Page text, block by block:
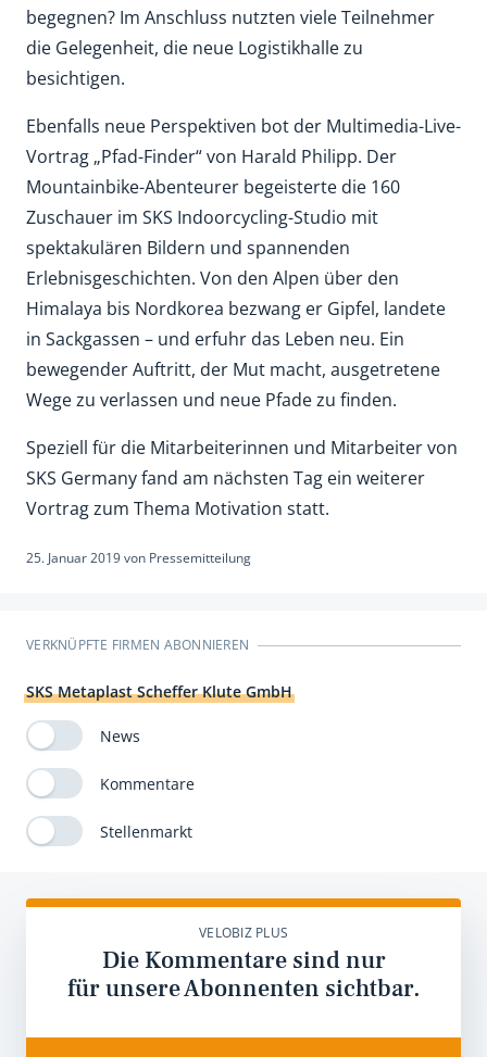
begegnen? Im Anschluss nutzten viele Teilnehmer
die Gelegenheit, die neue Logistikhalle zu
besichtigen.
Ebenfalls neue Perspektiven bot der Multimedia-Live-
Vortrag „Pfad-Finder“ von Harald Philipp. Der
Mountainbike-Abenteurer begeisterte die 160
Zuschauer im SKS Indoorcycling-Studio mit
spektakulären Bildern und spannenden
Erlebnisgeschichten. Von den Alpen über den
Himalaya bis Nordkorea bezwang er Gipfel, landete
in Sackgassen – und erfuhr das Leben neu. Ein
bewegender Auftritt, der Mut macht, ausgetretene
Wege zu verlassen und neue Pfade zu finden.
Speziell für die Mitarbeiterinnen und Mitarbeiter von
SKS Germany fand am nächsten Tag ein weiterer
Vortrag zum Thema Motivation statt.
25. Januar 2019von Pressemitteilung
VERKNÜPFTE FIRMEN ABONNIEREN
SKS Metaplast Scheffer Klute GmbH
News
Kommentare
Stellenmarkt
VELOBIZ PLUS
Die Kommentare sind nur
für unsere Abonnenten sichtbar.